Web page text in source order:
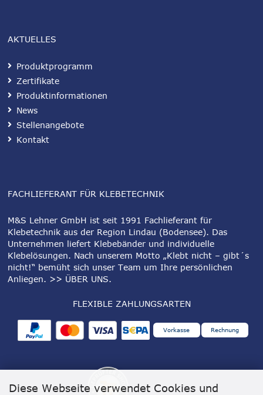
Diese Webseite verwendet Cookies und
FACHLIEFERANT FÜR KLEBETECHNIK
M&S Lehner GmbH ist seit 1991 Fachlieferant für
Klebetechnik aus der Region Lindau (Bodensee). Das
Unternehmen liefert Klebebänder und individuelle
Klebelösungen. Nach unserem Motto „Klebt nicht – gibt´s
nicht!“ bemüht sich unser Team um Ihre persönlichen
Anliegen. >> ÜBER UNS.
FLEXIBLE ZAHLUNGSARTEN
Vorkasse Rechnung
AKTUELLES
Produktprogramm
Zertifikate
Produktinformationen
News
Stellenangebote
Kontakt